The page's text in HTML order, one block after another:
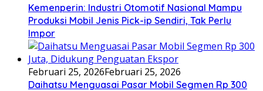
Kemenperin: Industri Otomotif Nasional Mampu
Produksi Mobil Jenis Pick-ip Sendiri, Tak Perlu
Impor
Februari 25, 2026Februari 25, 2026
Daihatsu Menguasai Pasar Mobil Segmen Rp 300